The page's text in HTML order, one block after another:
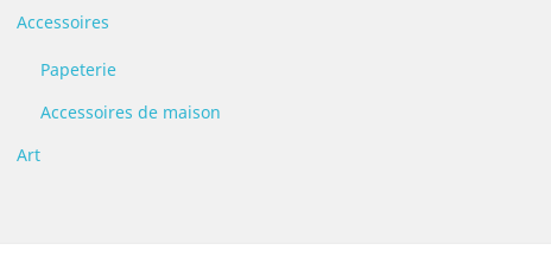
Accessoires
Papeterie
Accessoires de maison
Art